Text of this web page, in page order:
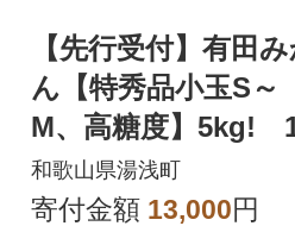
【先行受付】有田
ん【特秀品小玉S～
M、高糖度】5kg!
月以降順次発送
和歌山県湯浅町
寄付金額 13,000円